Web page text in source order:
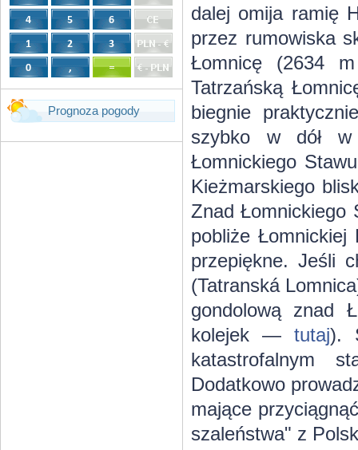
dalej omija ramię
przez rumowiska
Łomnicę (2634
Tatrzańską
biegnie
szybko w dół w
Łomnickiego
Kieżmarskiego
Znad Łomnickiego
pobliże
przepiękne. Jeśli
(Tatranská
gondolową znad
kolejek —tutaj).
katastrofalnym
Dodatkowo
mające
szaleństwa" z
Prognoza pogody